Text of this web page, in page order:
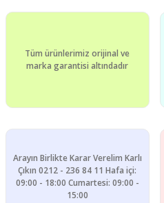
Ürün resmi kalitesiz, bozuk
Ürün bilgilerinde hatalar
Tüm ürünlerimiz orijinal ve
marka garantisi altındadır
Arayın Birlikte Karar Verelim Karlı
Çıkın 0212 - 236 84 11 Hafa içi:
09:00 - 18:00 Cumartesi: 09:00 -
15:00